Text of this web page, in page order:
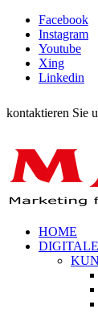
Facebook
Instagram
Youtube
Xing
Linkedin
kontaktieren Sie
HOME